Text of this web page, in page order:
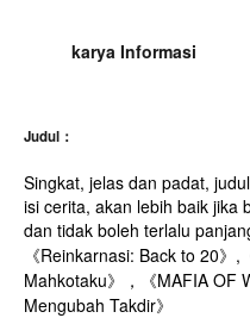
karya Informasi
Judul：
Singkat, jelas dan padat,
isi cerita, akan lebih baik jika
dan tidak boleh terlalu
《Reinkarnasi: Back to 20》
Mahkotaku》，《MAFIA OF
Mengubah Takdir》